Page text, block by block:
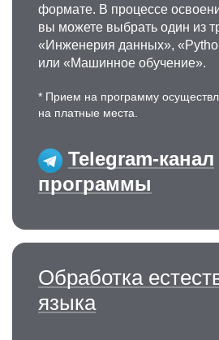
формате. В процессе
вы можете выбрать один из
«Инженерия данных»,
или «Машинное обучение».
* Прием на программу
на платные места.
Telegram-канал
программы
Обработка
языка